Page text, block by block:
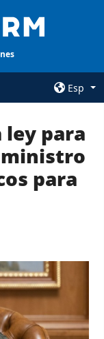
Esp
la agencia
de
y
de
personales
para
para